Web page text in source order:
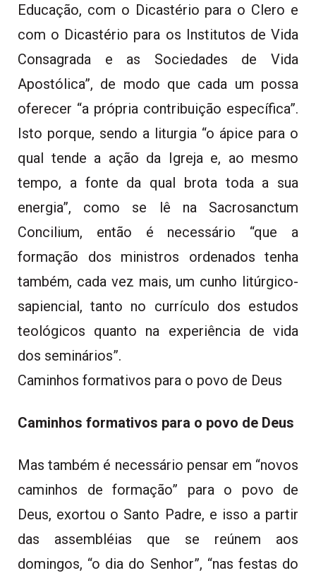
Educação, com o Dicastério para o Clero e
com o Dicastério para os Institutos de Vida
Consagrada e as Sociedades de Vida
Apostólica”, de modo que cada um possa
oferecer “a própria contribuição específica”.
Isto porque, sendo a liturgia “o ápice para o
qual tende a ação da Igreja e, ao mesmo
tempo, a fonte da qual brota toda a sua
energia”, como se lê na Sacrosanctum
Concilium, então é necessário “que a
formação dos ministros ordenados tenha
também, cada vez mais, um cunho litúrgico-
sapiencial, tanto no currículo dos estudos
teológicos quanto na experiência de vida
dos seminários”.
Caminhos formativos para o povo de Deus
Caminhos formativos para o povo de Deus
Mas também é necessário pensar em “novos
caminhos de formação” para o povo de
Deus, exortou o Santo Padre, e isso a partir
das assembléias que se reúnem aos
domingos, “o dia do Senhor”, “nas festas do